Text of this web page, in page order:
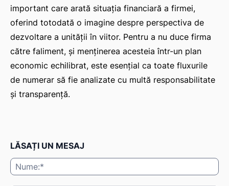
important care arată situația financiară a firmei,
oferind totodată o imagine despre perspectiva de
dezvoltare a unității în viitor. Pentru a nu duce firma
către faliment, și menținerea acesteia într-un plan
economic echilibrat, este esențial ca toate fluxurile
de numerar să fie analizate cu multă responsabilitate
și transparență.
LĂSAȚI UN MESAJ